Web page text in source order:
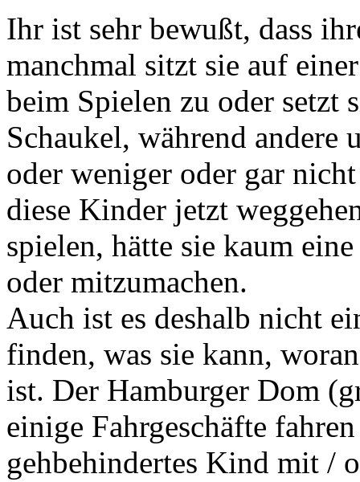
Ihr ist sehr bewußt, dass
manchmal sitzt sie auf
beim Spielen zu oder setzt
Schaukel, während andere
oder weniger oder gar
diese Kinder jetzt
spielen, hätte sie kaum
oder mitzumachen.
Auch ist es deshalb nicht
finden, was sie kann,
ist. Der Hamburger Dom
einige Fahrgeschäfte
gehbehindertes Kind mit /